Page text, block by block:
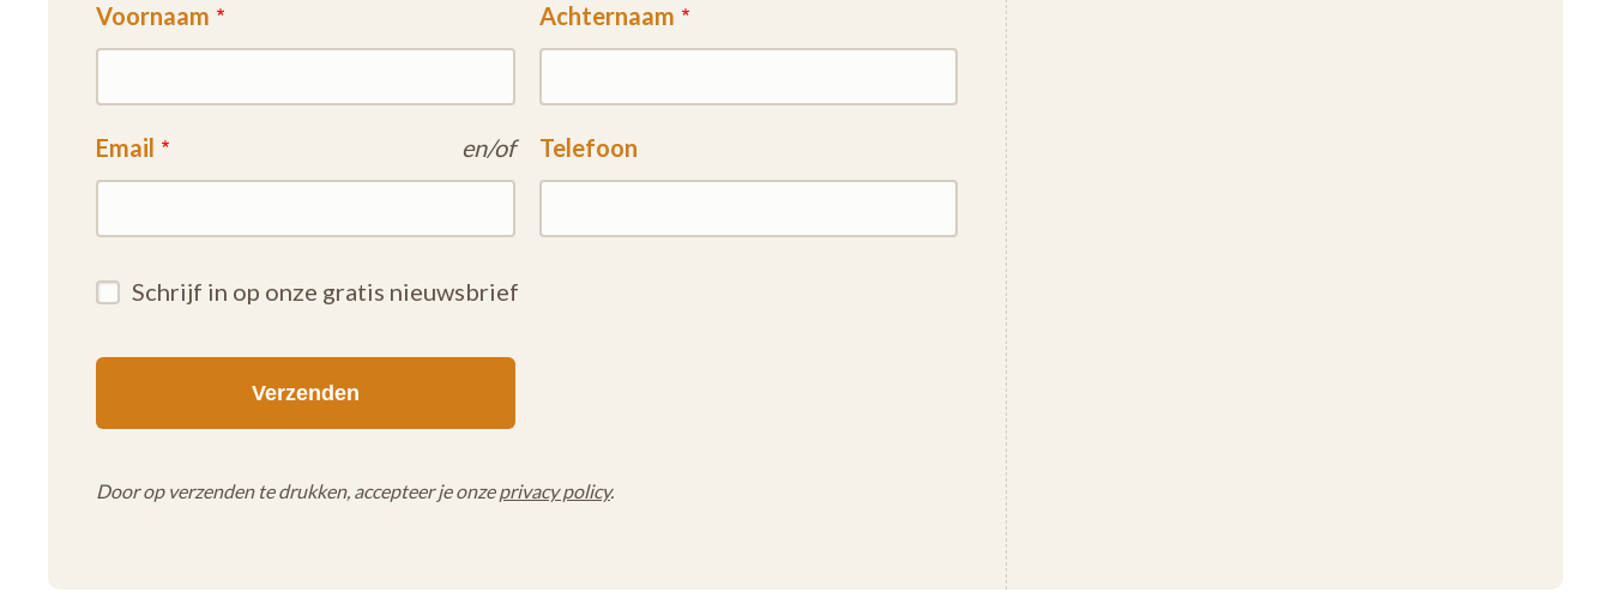
Voornaam Achternaam
Email en/of Telefoon
Schrijf in op onze gratis nieuwsbrief
Door op verzenden te drukken, accepteer je onzeprivacy policy.